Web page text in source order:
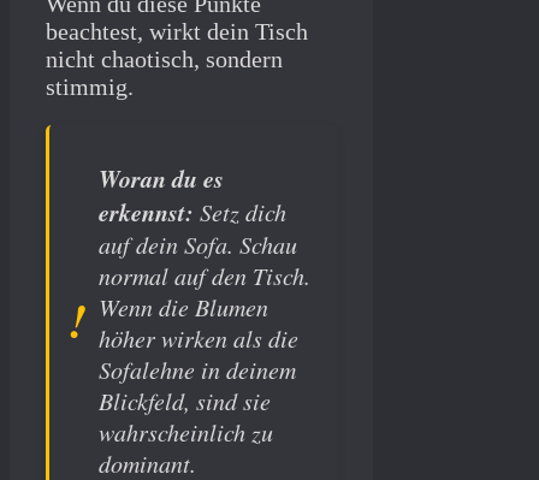
beachtest, wirkt dein Tisch
nicht chaotisch, sondern
stimmig.
Woran du es
erkennst: Setz dich
auf dein Sofa. Schau
normal auf den Tisch.
Wenn die Blumen
höher wirken als die
Sofalehne in deinem
Blickfeld, sind sie
wahrscheinlich zu
dominant.